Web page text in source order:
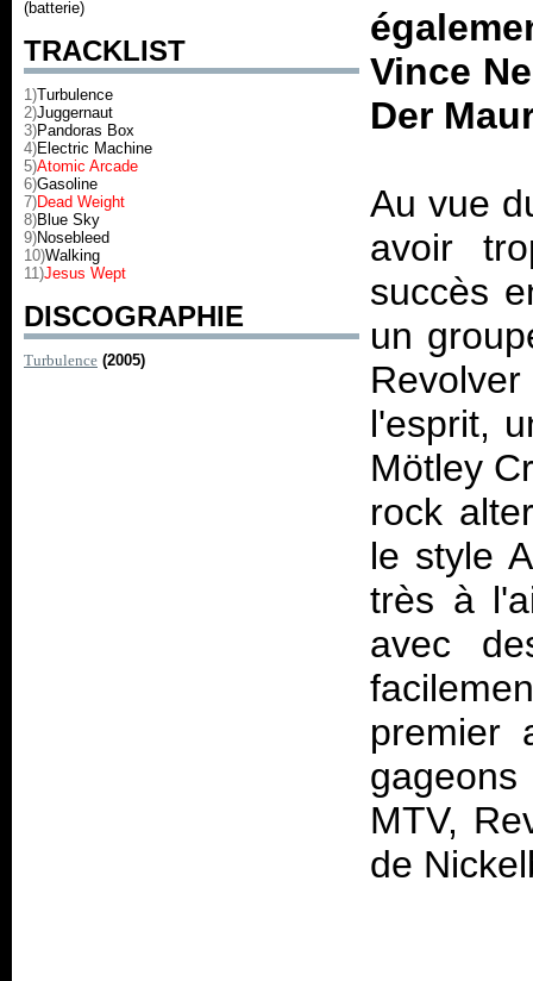
(batterie)
TRACKLIST
1)Turbulence
2)Juggernaut
3)Pandoras Box
4)Electric Machine
5)Atomic Arcade
6)Gasoline
7)Dead Weight
8)Blue Sky
9)Nosebleed
10)Walking
11)Jesus Wept
DISCOGRAPHIE
Turbulence (2005)
Vince
Der
Au vue
avoir
succès
un
l'esprit,
Mötley
rock
le style
très à
avec
premier
MTV,